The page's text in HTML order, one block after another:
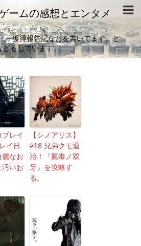
ームの感想とエンタメ
ー獲得報告記などを書いてます。と
どもしています。
ブレイ
イ日
なお
汚いお
【シノアリス】
#18 兄弟クモ退
治！『屍毒ノ双
牙』を攻略す
る。